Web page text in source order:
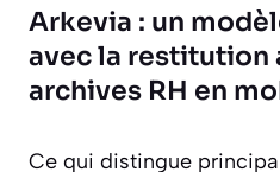
Arkevia : un
avec la restitution
archives RH en
Ce qui distingue